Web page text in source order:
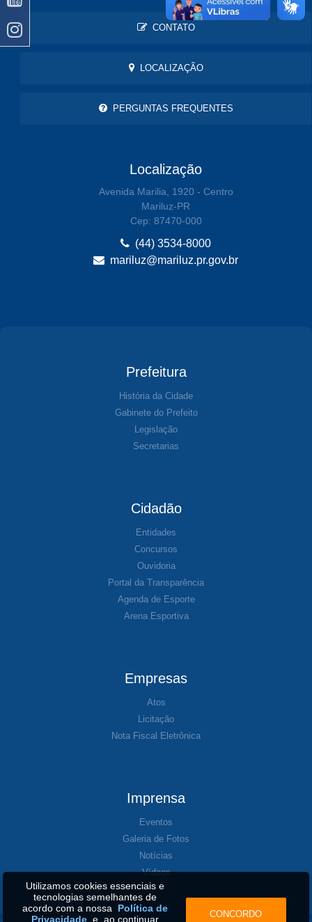
CONTATO
LOCALIZAÇÃO
PERGUNTAS FREQUENTES
Localização
Avenida Marilia, 1920 - Centro
Mariluz-PR
Cep: 87470-000
(44) 3534-8000
mariluz@mariluz.pr.gov.br
Prefeitura
História da Cidade
Gabinete do Prefeito
Legislação
Secretarias
Cidadão
Entidades
Concursos
Ouvidoria
Portal da Transparência
Agenda de Esporte
Arena Esportiva
Empresas
Atos
Licitação
Nota Fiscal Eletrônica
Imprensa
Eventos
Galeria de Fotos
Notícias
Vídeos
Utilizamos cookies essenciais e
tecnologias semelhantes de
acordo com a nossa Política de
Privacidadee, ao continuar CONCORDO